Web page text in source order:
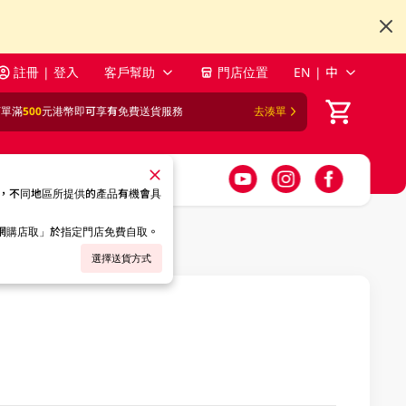
註冊 | 登入 客戶幫助 門店位置 EN | 中
滿500元港幣即可享有免費送貨服務 去湊單
不同地區所提供的產品有機會具
店取」於指定門店免費自取。
選擇送貨方式